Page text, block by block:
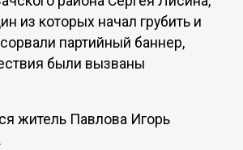
из которых начал грубить и
партийный баннер,
были вызваны
житель Павлова Игорь